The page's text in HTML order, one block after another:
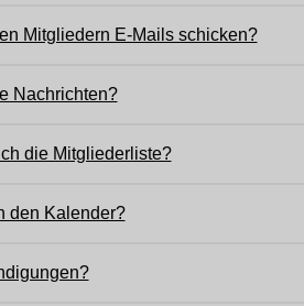
Mitgliedern E-Mails schicken?
Nachrichten?
die Mitgliederliste?
den Kalender?